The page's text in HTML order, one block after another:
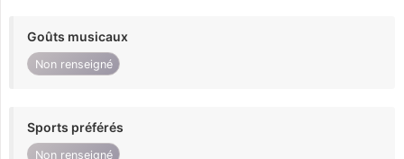
Goûts musicaux
Non renseigné
Sports préférés
Non renseigné